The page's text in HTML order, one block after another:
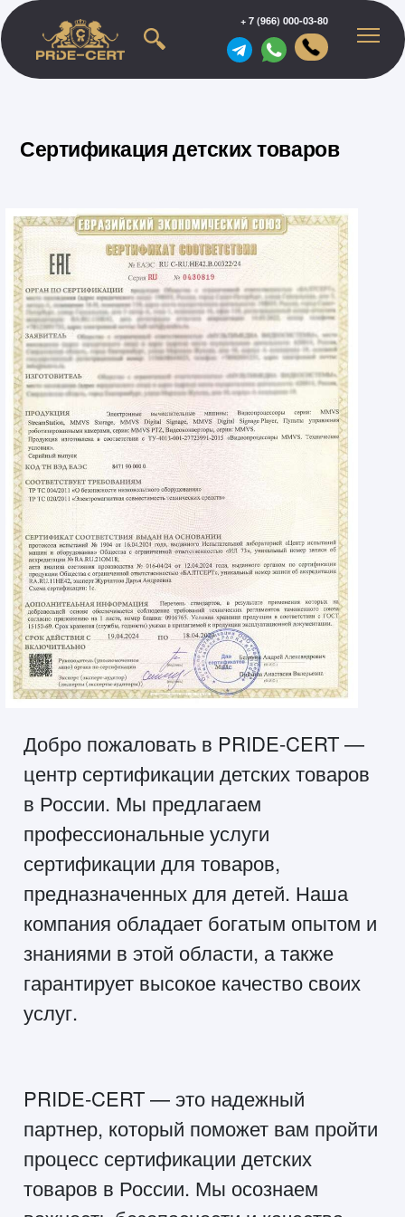
+ 7 (966) 000-03-80
Сертификация детских товаров
Добро пожаловать в PRIDE-CERT —
центр сертификации детских товаров
в России. Мы предлагаем
профессиональные услуги
сертификации для товаров,
предназначенных для детей. Наша
компания обладает богатым опытом и
знаниями в этой области, а также
гарантирует высокое качество своих
услуг.
PRIDE-CERT — это надежный
партнер, который поможет вам пройти
процесс сертификации детских
товаров в России. Мы осознаем